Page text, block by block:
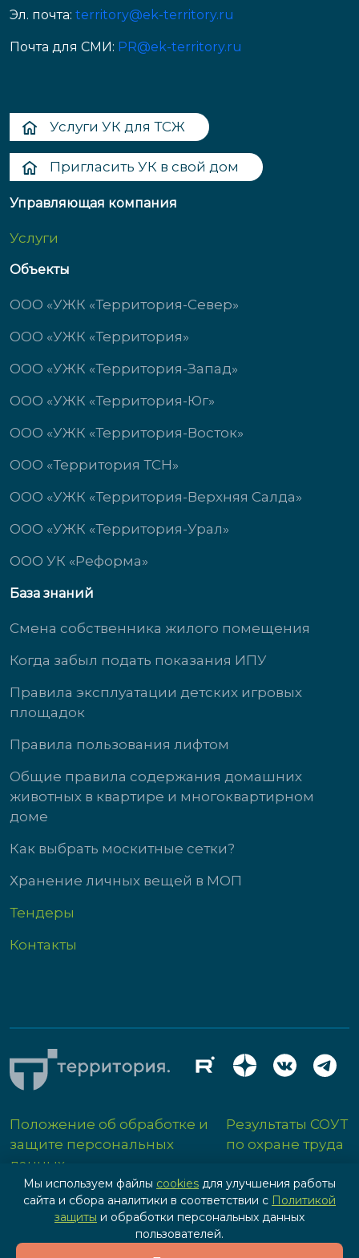
Эл. почта: territory@ek-territory.ru
Почта для СМИ: PR@ek-territory.ru
Услуги УК для ТСЖ
Пригласить УК в свой дом
Управляющая компания
Услуги
Объекты
ООО «УЖК «Территория-Север»
ООО «УЖК «Территория»
ООО «УЖК «Территория-Запад»
ООО «УЖК «Территория-Юг»
ООО «УЖК «Территория-Восток»
ООО «Территория ТСН»
ООО «УЖК «Территория-Верхняя Салда»
ООО «УЖК «Территория-Урал»
ООО УК «Реформа»
База знаний
Смена собственника жилого помещения
Когда забыл подать показания ИПУ
Правила эксплуатации детских игровых
площадок
Правила пользования лифтом
Общие правила содержания домашних
животных в квартире и многоквартирном
доме
Как выбрать москитные сетки?
Хранение личных вещей в МОП
Тендеры
Контакты
Положение об обработке и
защите персональных
данных
Результаты СОУТ
по охране труда
Мы используем файлы cookies для улучшения работы
сайта и сбора аналитики в соответствии с Политикой
защиты и обработки персональных данных
пользователей.